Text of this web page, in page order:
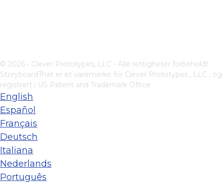
© 2026 - Clever Prototypes, LLC - Alle rettigheter forbeholdt.
StoryboardThat er et varemerke for Clever Prototypes , LLC , og
registrert i US Patent and Trademark Office
English
Español
Français
Deutsch
Italiana
Nederlands
Português